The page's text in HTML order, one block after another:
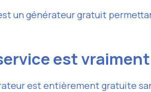
un générateur gratuit
est
est entièrement gratuite